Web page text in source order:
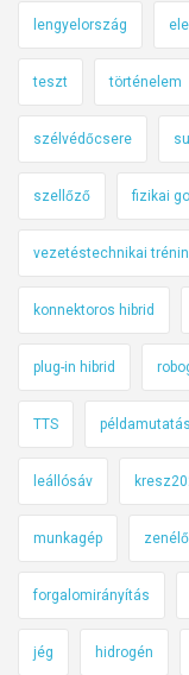
lengyelország
teszt történelem
szélvédőcsere
szellőző fizikai
vezetéstechnikai
konnektoros hibrid
plug-in hibrid
TTS példamutatás
leállósáv
munkagép
forgalomirányítás
jég hidrogén